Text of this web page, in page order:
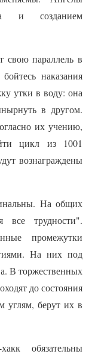
и со­зданием
свою параллель в
наказания
утки в воду: она
в другом.
их учению,
цикл из 1001
вознаграждены
На общих
все трудности".
промежутки
На них под
В торжественных
до состояния
углям, берут их в
обязательны